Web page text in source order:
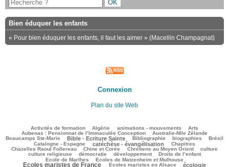
Bien éduquer les enfants
« Pour bien éduquer les enfants, il faut les aimer » (Macellin Champagnat)
Connexion
Plan du site Web
Activités de formation Algérie animations - mouvements Arts
Aubenas : Pensionnat de l’Immaculée Conception
66/2484 Australie-Nlle Zélande
89/2484
Beaucamps Ste-Marie
632/2484 Bible - Ecriture Sainte
44/2484 Bibliographie
364/2484 biographies
160/2484 Brésil
415/2484
Catalogne - Espagne
catéchèse - évangélisation Chapitres
Chazelles Raoul Follereau
116/2484 Chine et Corée
254/2484 Chrétiens au Moyen Orient
465/2484 culture
30/2484
culture religieuse
démocratie développement Droits de l’enfant
Ecole de Marlhes
Ecoles de Matzenheim et Mulhouse
Ecoles maristes de France
311/2484 Ecoles maristes en Alsace
633/2484 écologie